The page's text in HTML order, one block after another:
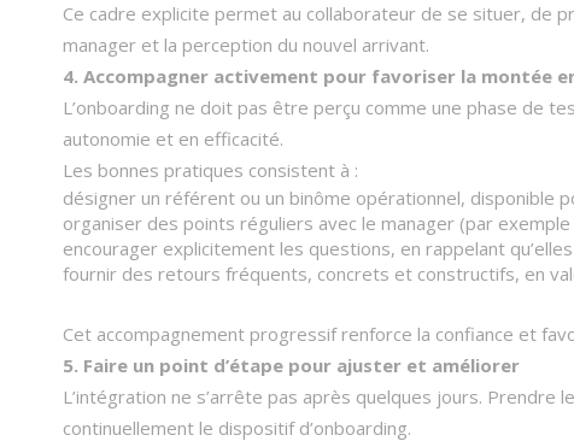
Ce cadre explicite permet au collaborateur de se situer, de
manager et la perception du nouvel arrivant.​
4. Accompagner activement pour favoriser la montée
L’onboarding ne doit pas être perçu comme une phase de
autonomie et en efficacité.
Les bonnes pratiques consistent à :
désigner un référent ou un binôme opérationnel, disponible
organiser des points réguliers avec le manager (par
encourager explicitement les questions, en rappelant
fournir des retours fréquents, concrets et constructifs, en
Cet accompagnement progressif renforce la confiance et
5. Faire un point d’étape pour ajuster et améliorer
L’intégration ne s’arrête pas après quelques jours.
continuellement le dispositif d’onboarding.​